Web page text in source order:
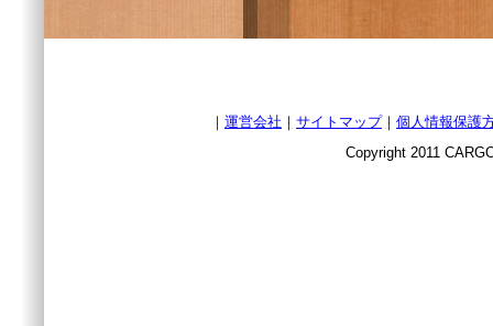
｜ 運営会社 ｜ サイトマップ｜ 個人情報保護
Copyright 2011